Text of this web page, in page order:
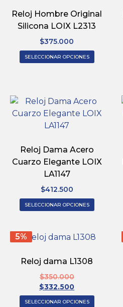
Reloj Hombre Original
Silicona LOIX L2313
$375.000
SELECCIONAR OPCIONES
Reloj Dama Acero
Cuarzo Elegante LOIX
LA1147
$412.500
SELECCIONAR OPCIONES
5%
Reloj dama L1308
$350.000
$332.500
SELECCIONAR OPCIONES